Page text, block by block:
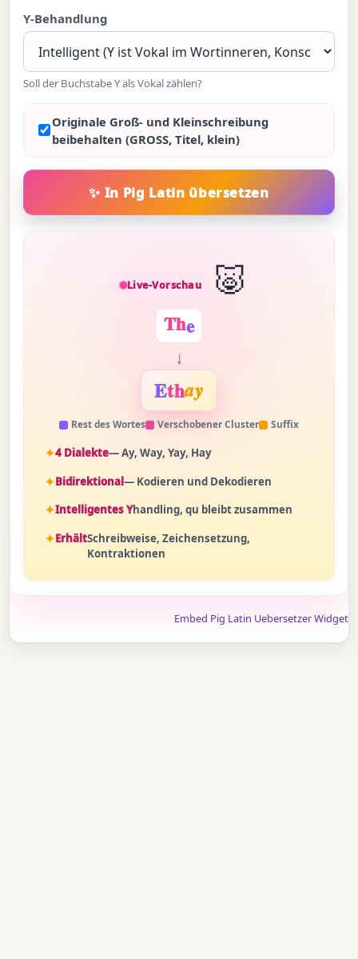
Y-Behandlung
Soll der Buchstabe Y als Vokal zählen?
Originale Groß- und Kleinschreibung
beibehalten (GROSS, Titel, klein)
Live-Vorschau 🐷
The
↓
Ethay
Rest des Wortes Verschobener Cluster Suffix
4 Dialekte— Ay, Way, Yay, Hay
Bidirektional— Kodieren und Dekodieren
Intelligentes Yhandling, qu bleibt zusammen
ErhältSchreibweise, Zeichensetzung,
Kontraktionen
Embed Pig Latin Uebersetzer Widget